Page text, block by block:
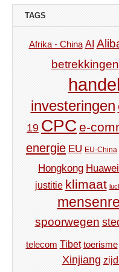
TAGS
Afrika - China AI
betrekkingen
handel
investeringen
19 CPC e-
energie EU EU-China
Hongkong Huawei
justitie klimaat
spoorwegen
telecom Tibet toerisme
Xinjiang